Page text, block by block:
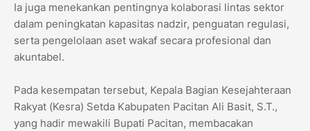
Ia juga menekankan pentingnya kolaborasi lintas sektor
dalam peningkatan kapasitas nadzir, penguatan regulasi,
serta pengelolaan aset wakaf secara profesional dan
akuntabel.
Pada kesempatan tersebut, Kepala Bagian Kesejahteraan
Rakyat (Kesra) Setda Kabupaten Pacitan Ali Basit, S.T.,
yang hadir mewakili Bupati Pacitan, membacakan